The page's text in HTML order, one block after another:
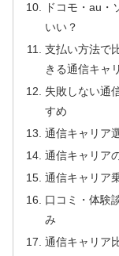
ドコモ・au・
いい？
支払い方法で
きる通信キャ
失敗しない通
すめ
通信キャリア
通信キャリア
通信キャリア
口コミ・体験
み
通信キャリア